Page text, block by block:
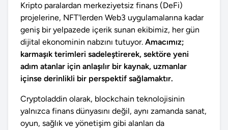
Kripto paralardan merkeziyetsiz finans (DeFi)
projelerine, NFT'lerden Web3 uygulamalarına kadar
geniş bir yelpazede içerik sunan ekibimiz, her gün
dijital ekonominin nabzını tutuyor. Amacımız;
karmaşık terimleri sadeleştirerek, sektöre yeni
adım atanlar için anlaşılır bir kaynak, uzmanlar
içinse derinlikli bir perspektif sağlamaktır.
Cryptoladdin olarak, blockchain teknolojisinin
yalnızca finans dünyasını değil, aynı zamanda sanat,
oyun, sağlık ve yönetişim gibi alanları da